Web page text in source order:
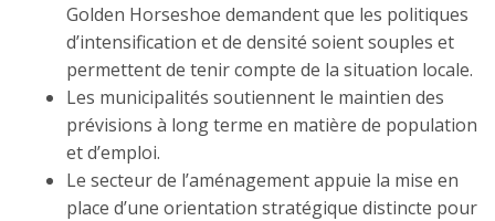
Golden Horseshoe demandent que les politiques
d’intensification et de densité soient souples et
permettent de tenir compte de la situation locale.
Les municipalités soutiennent le maintien des
prévisions à long terme en matière de population
et d’emploi.
Le secteur de l’aménagement appuie la mise en
place d’une orientation stratégique distincte pour